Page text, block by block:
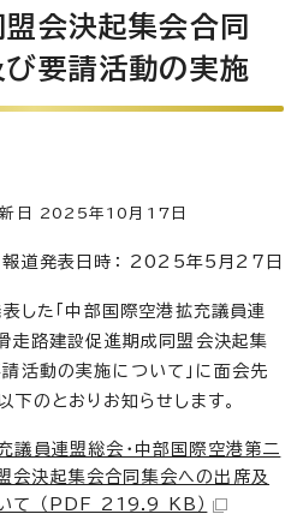
会決起集会合同
要請活動の実施
日 2025年10月17日
報道発表日時： 2025年5月27日
た「中部国際空港拡充議員連
走路建設促進期成同盟会決起集
活動の実施について」に面会先
のとおりお知らせします。
議員連盟総会・中部国際空港第二
会決起集会合同集会への出席及
て （PDF 219.9 KB）